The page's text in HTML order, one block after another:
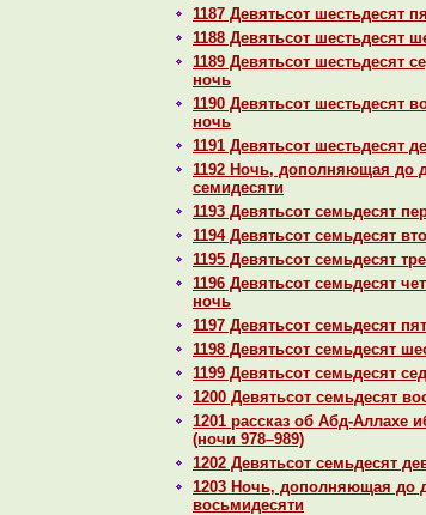
1187 Девятьсот шестьдесят
1188 Девятьсот шестьдесят
1189 Девятьсот шестьдесят
ночь
1190 Девятьсот шестьдесят
ночь
1191 Девятьсот шестьдесят
1192 Ночь, дополняющая до
семидесяти
1193 Девятьсот семьдесят
1194 Девятьсот семьдесят
1195 Девятьсот семьдесят
1196 Девятьсот семьдесят
ночь
1197 Девятьсот семьдесят
1198 Девятьсот семьдесят
1199 Девятьсот семьдесят
1200 Девятьсот семьдесят
1201 paссказ об Абд-Аллахе
(ночи 978–989)
1202 Девятьсот семьдесят
1203 Ночь, дополняющая до
восьмидесяти